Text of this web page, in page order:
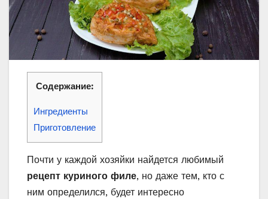
Содержание:
Ингредиенты
Приготовление
Почти у каждой хозяйки найдется любимый
рецепт куриного филе, но даже тем, кто с
ним определился, будет интересно